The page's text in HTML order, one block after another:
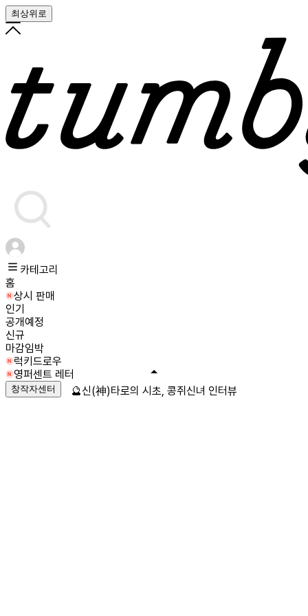
최상위로
카테고리
홈
상시 판매
인기
공개예정
신규
마감임박
럭키드로우
영퍼센트 레터
창작자센터 🔮신(神)타로의 시초, 콩쥐신녀 인터뷰